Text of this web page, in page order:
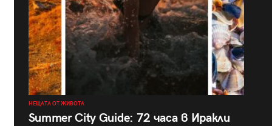
НЕЩАТА ОТ ЖИВОТА
Summer City Guide: 72 часа в Иракли